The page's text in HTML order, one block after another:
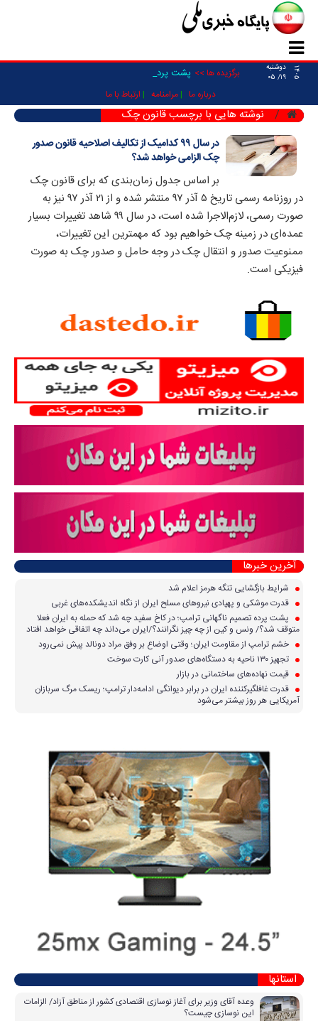
۱۴۰۵
دوشنبه
۱۹/ ۰۵
برگزیده ها >> پشت پرده ت _
درباره ما مرامنامه ارتباط با ما
نوشته هایی با برچسب قانون چک
در سال ۹۹ کدامیک از تکالیف اصلاحیه قانون صدور
چک الزامی خواهد شد؟
بر اساس جدول زمان‌بندی که برای قانون چک
در روزنامه رسمی تاریخ ۵ آذر ۹۷ منتشر شده و از ۲۱ آذر ۹۷ نیز به
صورت رسمی، لازم‌الاجرا شده است، در سال ۹۹ شاهد تغییرات بسیار
عمده‌ای در زمینه چک خواهیم بود که مهمترین این تغییرات،
ممنوعیت صدور و انتقال چک در وجه حامل و صدور چک به صورت
فیزیکی است.
آخرین خبرها
شرایط بازگشایی تنگه هرمز اعلام شد
قدرت موشکی و پهپادی نیرو‌های مسلح ایران از نگاه اندیشکده‌های غربی
پشت پرده تصمیم ناگهانی ترامپ؛ در کاخ سفید چه شد که حمله به ایران فعلا
متوقف شد؟/ ونس و کین از چه چیز نگرانند؟/ایران می‌داند چه اتفاقی خواهد افتاد
خشم ترامپ از مقاومت ایران؛ وقتی اوضاع بر وفق مراد دونالد پیش نمی‌رود
تجهیز ۱۳۰ ناحیه به دستگاه‌های صدور آنی کارت سوخت
قیمت نهاده‌های ساختمانی در بازار
قدرت غافلگیرکننده ایران در برابر دیوانگی ادامه‌دار ترامپ؛ ریسک مرگ سربازان
آمریکایی هر روز بیشتر می‌شود
استانها
وعده آقای وزیر برای آغاز نوسازی اقتصادی کشور از مناطق آزاد/ الزامات
این نوسازی چیست؟